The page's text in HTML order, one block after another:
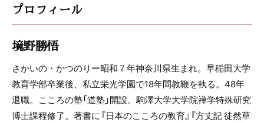
プロフィール
境野勝悟
さかいの・かつのりー昭和７年神奈川県生まれ。早稲田大学
教育学部卒業後、私立栄光学園で18年間教鞭を執る。48年
退職。こころの塾「道塾」開設。駒澤大学大学院禅学特殊研究
博士課程修了。著書に『日本のこころの教育』『方丈記 徒然草